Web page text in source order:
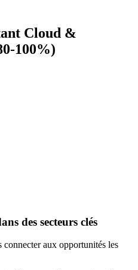
Cloud &
100%)
des secteurs clés
connecter aux opportunités les